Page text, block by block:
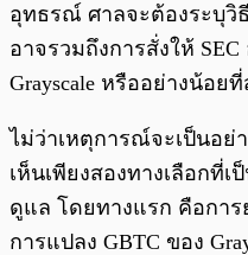
อุทธรณ์ ศาลจะต้องระบุวิ
อาจรวมถึงการสั่งให้
Grayscale หรืออย่างน้อ
ไม่ว่าเหตุการณ์จะเป็นอย่
เห็นเพียงสองทางเลือกที่
ดูแล โดยทางแรก คือกา
การแปลง GBTC ของ